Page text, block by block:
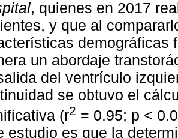
, quienes en 2017
y que al
demográficas
un abordaje
del ventrículo
se obtuvo el
(r2 = 0.95; p <
estudio es que la